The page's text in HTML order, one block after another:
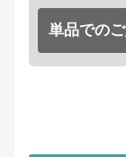
単品での